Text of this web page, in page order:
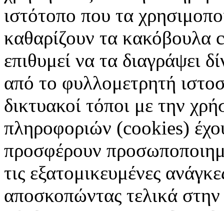
ιστότοπο που τα
καθαρίζουν τα κακόβουλα
επιθυμεί να τα διαγράψει
από το φυλλομετρητή
δικτυακοί τόποι με την
πληροφοριών (cookies)
προσφέρουν
τις εξατομικευμένες
αποσκοπώντας τελικά